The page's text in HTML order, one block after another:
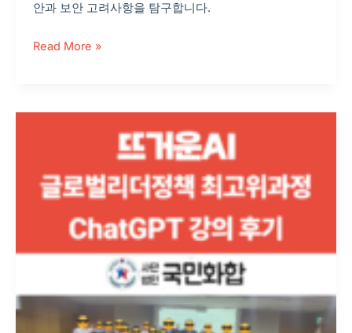
안과 보안 고려사항을 탐구합니다.
Read More »
국
원,
직